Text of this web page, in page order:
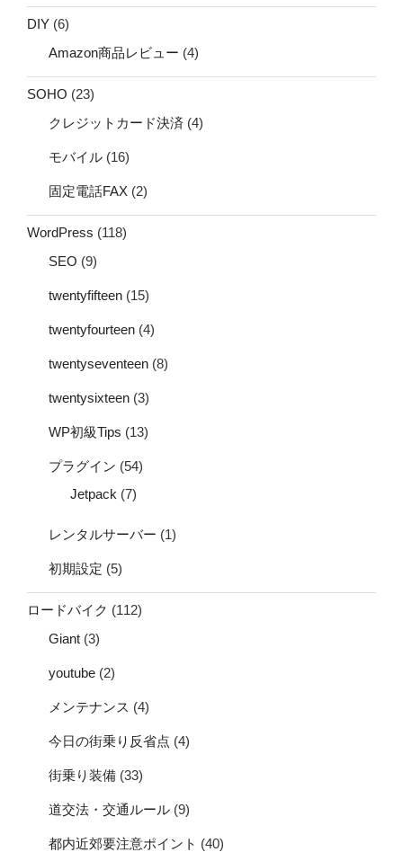
DIY (6)
Amazon商品レビュー (4)
SOHO (23)
クレジットカード決済 (4)
モバイル (16)
固定電話FAX (2)
WordPress (118)
SEO (9)
twentyfifteen (15)
twentyfourteen (4)
twentyseventeen (8)
twentysixteen (3)
WP初級Tips (13)
プラグイン (54)
Jetpack (7)
レンタルサーバー (1)
初期設定 (5)
ロードバイク (112)
Giant (3)
youtube (2)
メンテナンス (4)
今日の街乗り反省点 (4)
街乗り装備 (33)
道交法・交通ルール (9)
都内近郊要注意ポイント (40)